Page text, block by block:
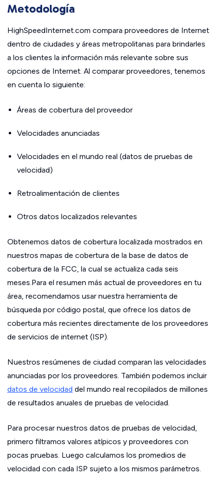
Metodología
HighSpeedInternet.com compara proveedores de Internet
dentro de ciudades y áreas metropolitanas para brindarles
a los clientes la información más relevante sobre sus
opciones de Internet. Al comparar proveedores, tenemos
en cuenta lo siguiente:
Áreas de cobertura del proveedor
Velocidades anunciadas
Velocidades en el mundo real (datos de pruebas de
velocidad)
Retroalimentación de clientes
Otros datos localizados relevantes
Obtenemos datos de cobertura localizada mostrados en
nuestros mapas de cobertura de la base de datos de
cobertura de la FCC, la cual se actualiza cada seis
meses.Para el resumen más actual de proveedores en tu
área, recomendamos usar nuestra herramienta de
búsqueda por código postal, que ofrece los datos de
cobertura más recientes directamente de los proveedores
de servicios de internet (ISP).
Nuestros resúmenes de ciudad comparan las velocidades
anunciadas por los proveedores. También podemos incluir
datos de velocidad del mundo real recopilados de millones
de resultados anuales de pruebas de velocidad.
Para procesar nuestros datos de pruebas de velocidad,
primero filtramos valores atípicos y proveedores con
pocas pruebas. Luego calculamos los promedios de
velocidad con cada ISP sujeto a los mismos parámetros.